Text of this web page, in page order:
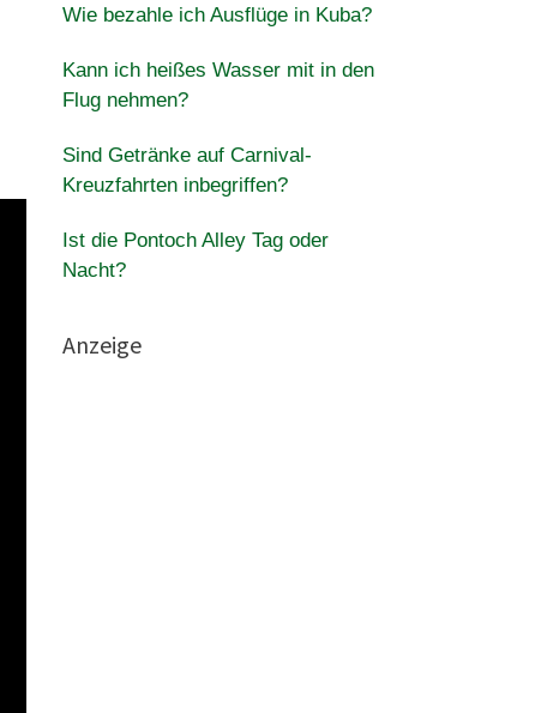
Wie bezahle ich Ausflüge in Kuba?
Kann ich heißes Wasser mit in den
Flug nehmen?
Sind Getränke auf Carnival-
Kreuzfahrten inbegriffen?
Ist die Pontoch Alley Tag oder
Nacht?
Anzeige